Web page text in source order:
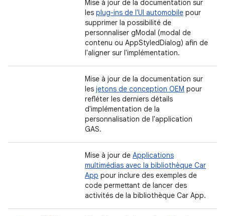
Mise à jour de la documentation sur
les plug-ins de l'UI automobile pour
supprimer la possibilité de
personnaliser gModal (modal de
contenu ou AppStyledDialog) afin de
l'aligner sur l'implémentation.
Mise à jour de la documentation sur
les jetons de conception OEM pour
refléter les derniers détails
d'implémentation de la
personnalisation de l'application
GAS.
Mise à jour de Applications
multimédias avec la bibliothèque Car
App pour inclure des exemples de
code permettant de lancer des
activités de la bibliothèque Car App.